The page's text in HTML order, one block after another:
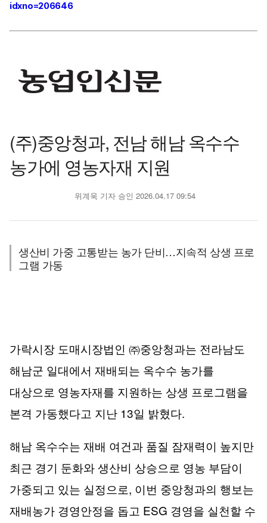
idxno=206646
(주)중앙청과, 전남 해남 옥수수
농가에 영농자재 지원
위계욱 기자승인 2026.04.17 09:54
생산비 가중 고통받는 농가 단비…지속적 상생 프로
그램 가동
가락시장 도매시장법인 ㈜중앙청과는 전라남도
해남군 일대에서 재배되는 옥수수 농가를
대상으로 영농자재를 지원하는 상생 프로그램을
본격 가동했다고 지난 13일 밝혔다.
해남 옥수수는 재배 여건과 품질 잠재력이 높지만
최근 경기 둔화와 생산비 상승으로 영농 부담이
가중되고 있는 실정으로, 이번 중앙청과의 행보는
재배농가 경영안정을 돕고 ESG 경영을 실천할 수